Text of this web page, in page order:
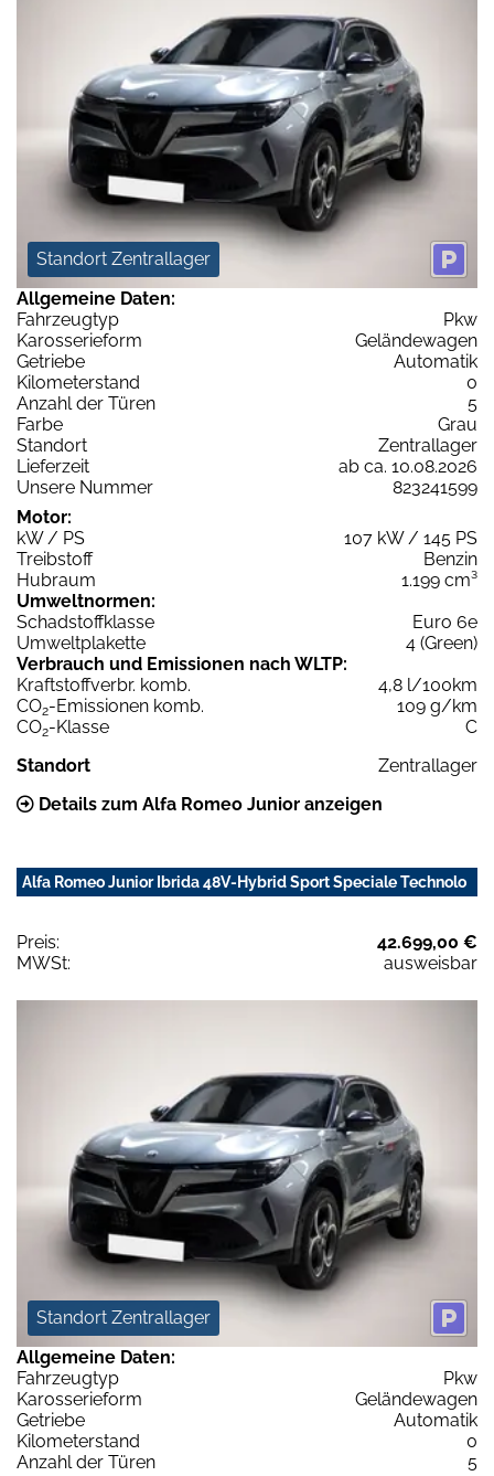
Standort Zentrallager
Allgemeine Daten:
Fahrzeugtyp
Pkw
Karosserieform
Geländewagen
Getriebe
Automatik
Kilometerstand
0
Anzahl der Türen
5
Farbe
Grau
Standort
Zentrallager
Lieferzeit
ab ca. 10.08.2026
Unsere Nummer
823241599
Motor:
kW / PS
107 kW / 145 PS
Treibstoff
Benzin
Hubraum
1.199 cm³
Umweltnormen:
Schadstoffklasse
Euro 6e
Umweltplakette
4 (Green)
Verbrauch und Emissionen nach WLTP:
Kraftstoffverbr. komb.
4,8 l/100km
CO2-Emissionen komb.
109 g/km
CO2-Klasse
C
Standort
Zentrallager
Details zum Alfa Romeo Junior anzeigen
Alfa Romeo Junior Ibrida 48V-Hybrid Sport Speciale Technolo
Preis:
42.699,00 €
MWSt:
ausweisbar
Standort Zentrallager
Allgemeine Daten:
Fahrzeugtyp
Pkw
Karosserieform
Geländewagen
Getriebe
Automatik
Kilometerstand
0
Anzahl der Türen
5